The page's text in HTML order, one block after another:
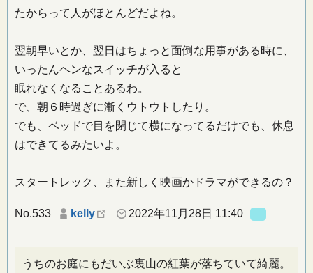
たからって人がほとんどだよね。
翌朝早いとか、翌日はちょっと面倒な用事がある時に、
いったんヘンなスイッチが入ると
眠れなくなることあるわ。
で、朝６時過ぎに漸くウトウトしたり。
でも、ベッドで目を閉じて横になってるだけでも、休息
はできてるみたいよ。
スタートレック、また新しく映画かドラマができるの？
No.533 kelly 2022年11月28日 11:40
うちのお庭にもだいぶ裏山の紅葉が落ちていて綺麗。